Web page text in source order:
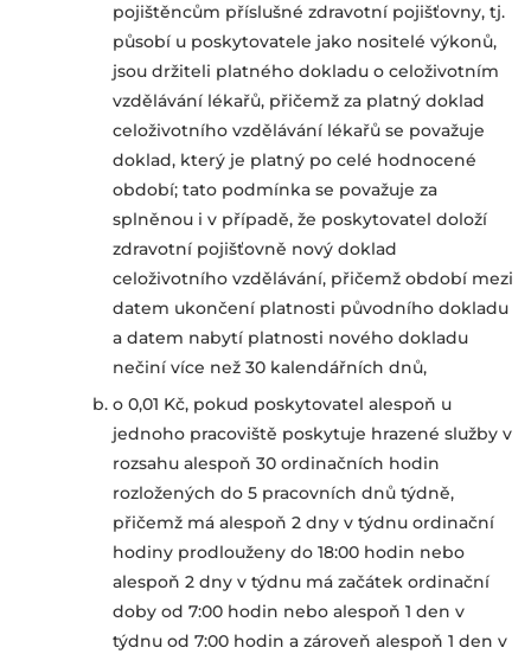
pojištěncům příslušné zdravotní pojišťovny, tj.
působí u poskytovatele jako nositelé výkonů,
jsou držiteli platného dokladu o celoživotním
vzdělávání lékařů, přičemž za platný doklad
celoživotního vzdělávání lékařů se považuje
doklad, který je platný po celé hodnocené
období; tato podmínka se považuje za
splněnou i v případě, že poskytovatel doloží
zdravotní pojišťovně nový doklad
celoživotního vzdělávání, přičemž období mezi
datem ukončení platnosti původního dokladu
a datem nabytí platnosti nového dokladu
nečiní více než 30 kalendářních dnů,
o 0,01 Kč, pokud poskytovatel alespoň u
jednoho pracoviště poskytuje hrazené služby v
rozsahu alespoň 30 ordinačních hodin
rozložených do 5 pracovních dnů týdně,
přičemž má alespoň 2 dny v týdnu ordinační
hodiny prodlouženy do 18:00 hodin nebo
alespoň 2 dny v týdnu má začátek ordinační
doby od 7:00 hodin nebo alespoň 1 den v
týdnu od 7:00 hodin a zároveň alespoň 1 den v